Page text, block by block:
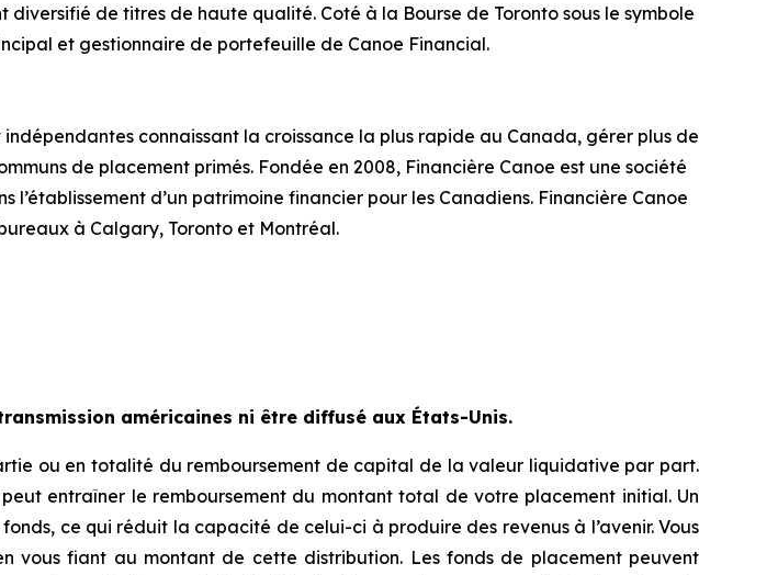
de titres de haute qualité. Coté à la Bourse de Toronto sous le symbole
et gestionnaire de portefeuille de Canoe Financial.
connaissant la croissance la plus rapide au Canada, gérer plus de
de placement primés. Fondée en 2008, Financière Canoe est une société
d’un patrimoine financier pour les Canadiens. Financière Canoe
à Calgary, Toronto et Montréal.
américaines ni être diffusé aux États-Unis.
ou en totalité du remboursement de capital de la valeur liquidative par part.
entraîner le remboursement du montant total de votre placement initial. Un
ce qui réduit la capacité de celui-ci à produire des revenus à l’avenir. Vous
vous fiant au montant de cette distribution. Les fonds de placement peuvent